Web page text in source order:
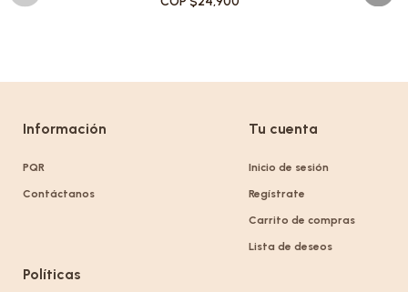
Información
PQR
Contáctanos
Tu cuenta
Inicio de sesión
Regístrate
Carrito de compras
Lista de deseos
Políticas